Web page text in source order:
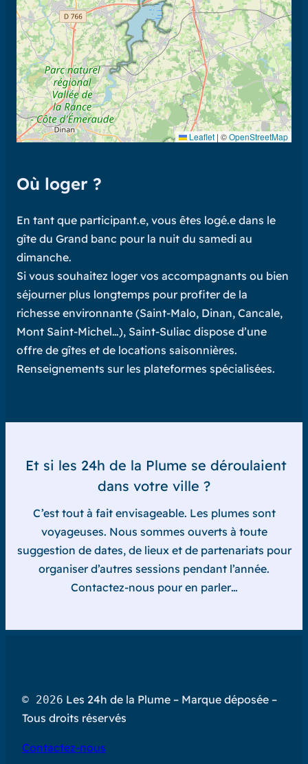
Leaflet | ©OpenStreetMap
Où loger ?
En tant que participant.e, vous êtes logé.e dans le
gîte du Grand banc pour la nuit du samedi au
dimanche.
Si vous souhaitez loger vos accompagnants ou bien
séjourner plus longtemps pour profiter de la
richesse environnante (Saint-Malo, Dinan, Cancale,
Mont Saint-Michel…), Saint-Suliac dispose d’une
offre de gîtes et de locations saisonnières.
Renseignements sur les plateformes spécialisées.
Et si les 24h de la Plume se déroulaient
dans votre ville ?
C’est tout à fait envisageable. Les plumes sont
voyageuses. Nous sommes ouverts à toute
suggestion de dates, de lieux et de partenariats pour
organiser d’autres sessions pendant l’année.
Contactez-nous pour en parler…
© 2026 Les 24h de la Plume – Marque déposée –
Tous droits réservés
Contactez-nous